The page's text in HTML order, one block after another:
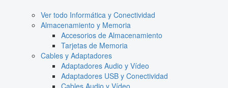
Ver todo Informática y Conectividad
Almacenamiento y Memoria
Accesorios de Almacenamiento
Tarjetas de Memoria
Cables y Adaptadores
Adaptadores Audio y Vídeo
Adaptadores USB y Conectividad